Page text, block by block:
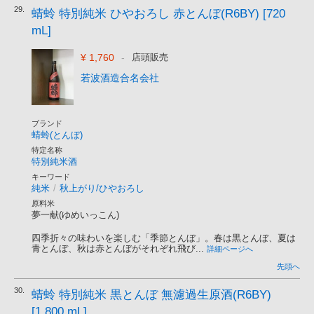
29.
蜻蛉 特別純米 ひやおろし 赤とんぼ(R6BY) [720
mL]
¥ 1,760 - 店頭販売
若波酒造合名会社
ブランド
蜻蛉(とんぼ)
特定名称
特別純米酒
キーワード
純米 / 秋上がり/ひやおろし
原料米
夢一献(ゆめいっこん)
四季折々の味わいを楽しむ「季節とんぼ」。春は黒とんぼ、夏は
青とんぼ、秋は赤とんぼがそれぞれ飛び... 詳細ページへ
先頭へ
30.
蜻蛉 特別純米 黒とんぼ 無濾過生原酒(R6BY)
[1,800 mL]